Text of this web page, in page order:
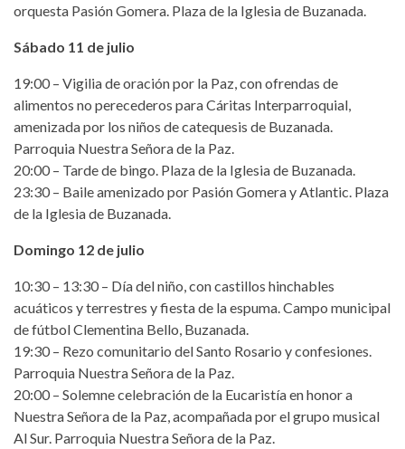
orquesta Pasión Gomera. Plaza de la Iglesia de Buzanada.
Sábado 11 de julio
19:00 – Vigilia de oración por la Paz, con ofrendas de
alimentos no perecederos para Cáritas Interparroquial,
amenizada por los niños de catequesis de Buzanada.
Parroquia Nuestra Señora de la Paz.
20:00 – Tarde de bingo. Plaza de la Iglesia de Buzanada.
23:30 – Baile amenizado por Pasión Gomera y Atlantic. Plaza
de la Iglesia de Buzanada.
Domingo 12 de julio
10:30 – 13:30 – Día del niño, con castillos hinchables
acuáticos y terrestres y fiesta de la espuma. Campo municipal
de fútbol Clementina Bello, Buzanada.
19:30 – Rezo comunitario del Santo Rosario y confesiones.
Parroquia Nuestra Señora de la Paz.
20:00 – Solemne celebración de la Eucaristía en honor a
Nuestra Señora de la Paz, acompañada por el grupo musical
Al Sur. Parroquia Nuestra Señora de la Paz.